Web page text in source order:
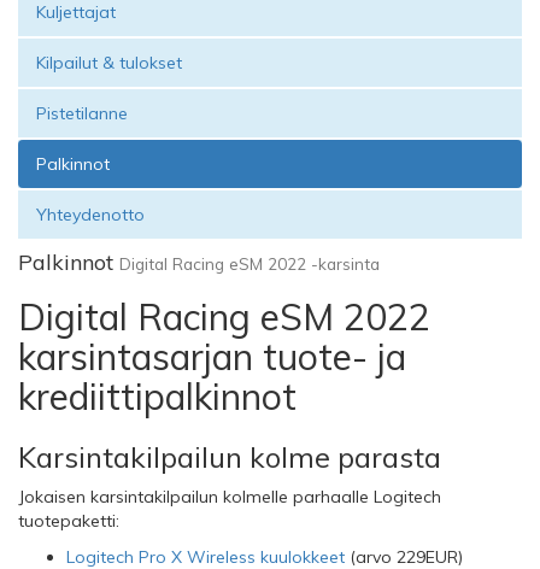
Kuljettajat
Kilpailut & tulokset
Pistetilanne
Palkinnot
Yhteydenotto
Palkinnot Digital Racing eSM 2022 -karsinta
Digital Racing eSM 2022
karsintasarjan tuote- ja
krediittipalkinnot
Karsintakilpailun kolme parasta
Jokaisen karsintakilpailun kolmelle parhaalle Logitech
tuotepaketti:
Logitech Pro X Wireless kuulokkeet (arvo 229EUR)